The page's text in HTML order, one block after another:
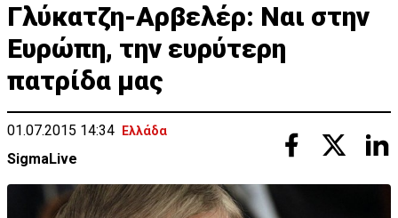
Γλύκατζη-Αρβελέρ: Ναι στην
Ευρώπη, την ευρύτερη
πατρίδα μας
01.07.2015 14:34 Ελλάδα
SigmaLive